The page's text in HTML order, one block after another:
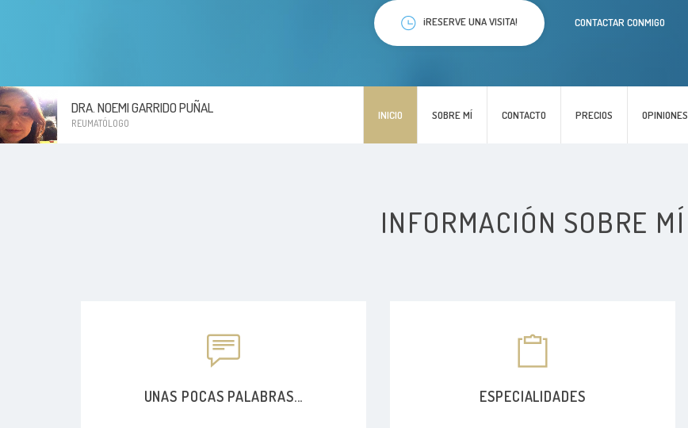
DRA. NOEMI GARRIDO PUÑAL
REUMATÓLOGO
INICIO SOBRE MÍ CONTACTO PRECIOS OPINIONES
¡RESERVE UNA VISITA! CONTACTAR CONMIGO
INFORMACIÓN SOBRE MÍ
UNAS POCAS PALABRAS... ESPECIALIDADES